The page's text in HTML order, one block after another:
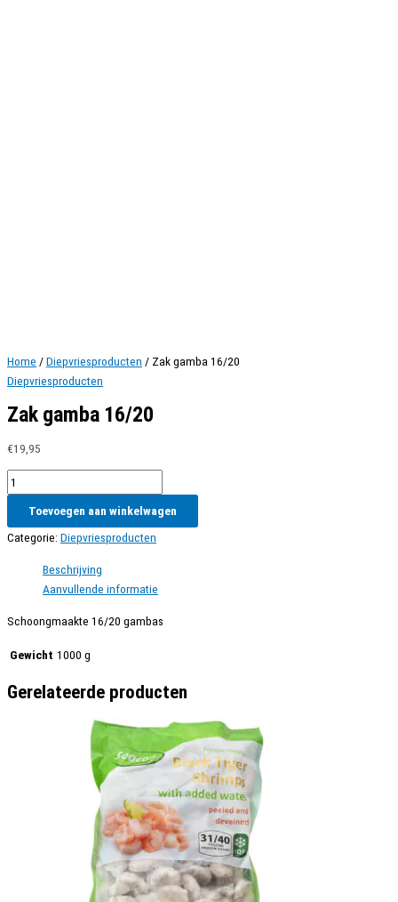
Home /Diepvriesproducten / Zak gamba 16/20
Diepvriesproducten
Zak gamba 16/20
€19,95
Zak
gamba
16/20
aantal
Toevoegen aan winkelwagen
Categorie: Diepvriesproducten
Beschrijving
Aanvullende informatie
Schoongmaakte 16/20 gambas
Gewicht 1000 g
Gerelateerde producten